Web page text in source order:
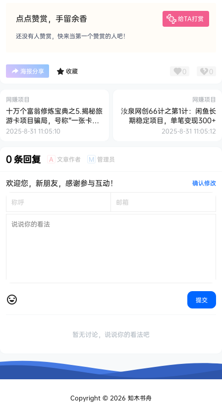
点点赞赏，手留余香 给TA打赏
还没有人赞赏，快来当第一个赞赏的人吧！
海报分享 收藏 0 0
网赚项目
十万个富翁修炼宝典之5.揭秘旅
游卡项目骗局，号称“一张卡赚
500，一天能卖两三张”
2025-8-31 11:05:10
网赚项目
汝泉网创66计之第1计：闲鱼长
期稳定项目，单笔变现300+
2025-8-31 11:05:12
0 条回复 A 文章作者 M 管理员
欢迎您，新朋友，感谢参与互动！ 确认修改
提交
暂无讨论，说说你的看法吧
Copyright © 2026 知木书舟